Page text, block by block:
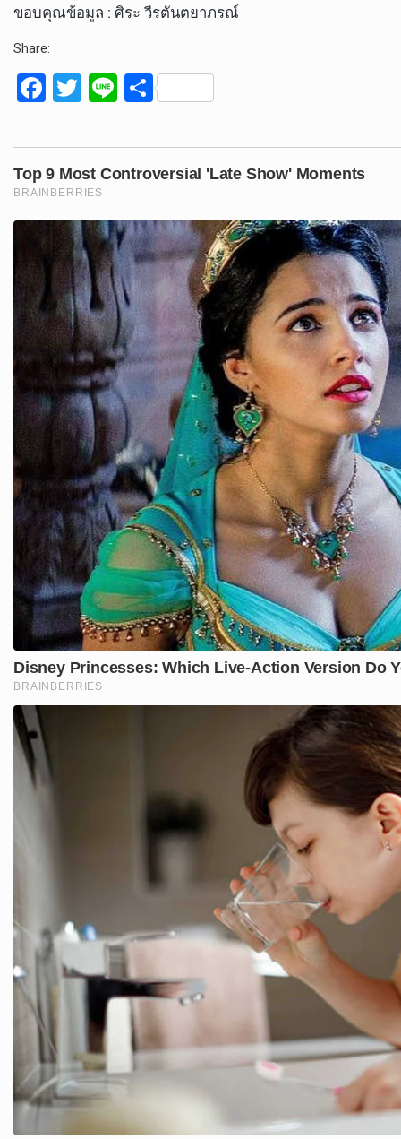
ขอบคุณข้อมูล : ศิระ วีรตันตยาภรณ์
Share:
F
ce
b
o
o
k
T
tt
er
Li
e
S
ar
e